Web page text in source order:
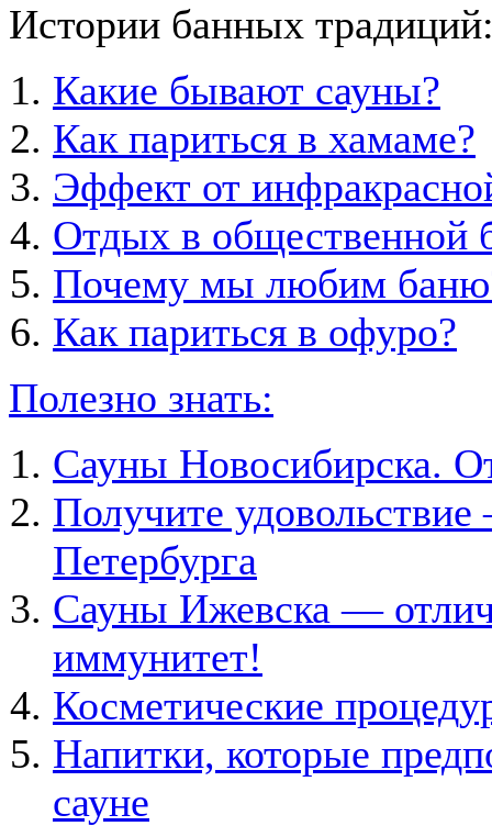
Истории банных
Какие бывают сауны?
Как париться в хамаме?
Эффект от
Отдых в общественной
Почему мы любим
Как париться в офуро?
Полезно знать:
Сауны Новосибирска.
Получите
Петербурга
Сауны Ижевска —
иммунитет!
Косметические
Напитки, которые
сауне